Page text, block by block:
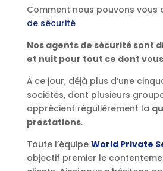
Comment nous pouvons vous
de sécurité
Nos agents de sécurité sont
et nuit pour tout ce dont
À ce jour, déjà plus d’une
sociétés, dont plusieurs
apprécient régulièrement la
prestations.
Toute l’équipe World Private
objectif premier le